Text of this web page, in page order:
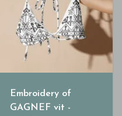
Embroidery of
GAGNEF vit -